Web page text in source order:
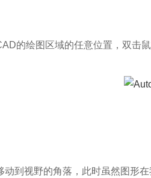
的绘图区域的任意位置，双击
动到视野的角落，此时虽然图形